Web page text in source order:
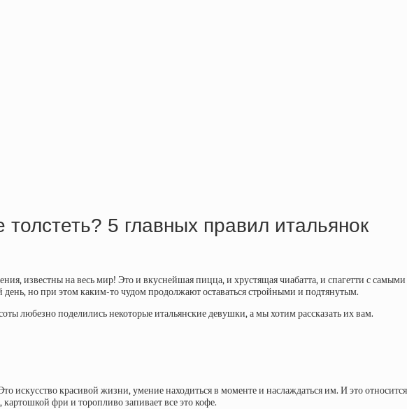
толстеть? 5 главных правил итальянок
известны на весь мир! Это и вкуснейшая пицца, и хрустящая чиабатта, и спагетти с
день, но при этом каким-то чудом продолжают оставаться стройными и подтянутым.
любезно поделились некоторые итальянские девушки, а мы хотим рассказать их вам.
искусство красивой жизни, умение находиться в моменте и наслаждаться им. И это
фри и торопливо запивает все это кофе.